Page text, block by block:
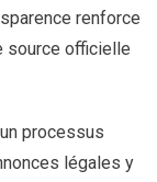
renforce
source officielle
processus
légales y